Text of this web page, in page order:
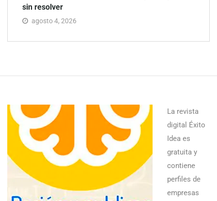
sin resolver
agosto 4, 2026
La revista
digital Éxito
Idea es
gratuita y
contiene
perfiles de
empresas